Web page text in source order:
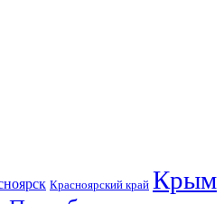
Красноярский край Крым